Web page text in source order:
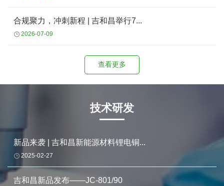
合规聚力，冲刺新程 | 吉和昌举行7...
2026-07-09
查看更多
技术研发
新品来袭 | 吉和昌新能源材料锂电铜...
2025-02-27
吉和昌新品发布——JC-801/90